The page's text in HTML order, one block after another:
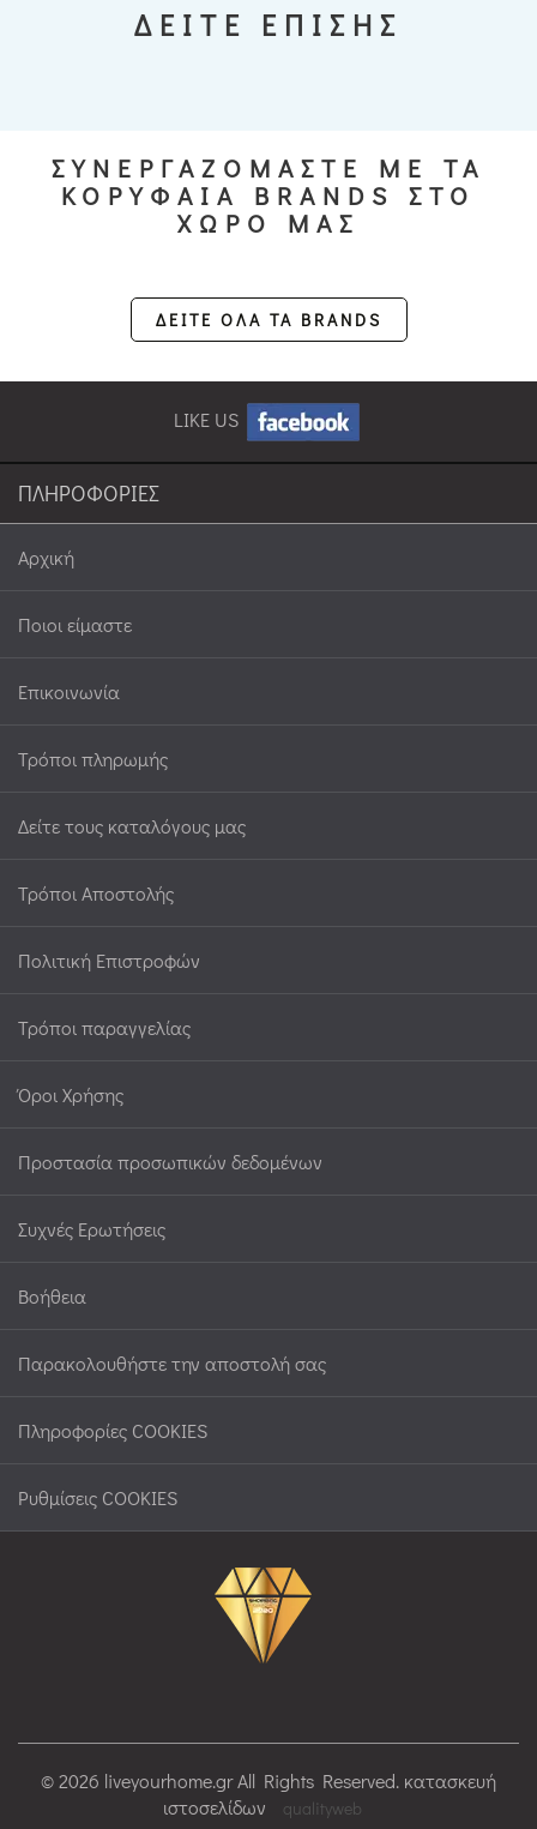
ΔΕΙΤΕ ΕΠΙΣΗΣ
ΣΥΝΕΡΓΑΖΟΜΑΣΤΕ ΜΕ ΤΑ
ΚΟΡΥΦΑΙΑ BRANDS ΣΤΟ
ΧΩΡΟ ΜΑΣ
ΔΕΙΤΕ ΟΛΑ ΤΑ BRANDS
LIKE US
ΠΛΗΡΟΦΟΡΙΕΣ
Αρχική
Ποιοι είμαστε
Επικοινωνία
Τρόποι πληρωμής
Δείτε τους καταλόγους μας
Τρόποι Αποστολής
Πολιτική Επιστροφών
Τρόποι παραγγελίας
Όροι Χρήσης
Προστασία προσωπικών δεδομένων
Συχνές Ερωτήσεις
Βοήθεια
Παρακολουθήστε την αποστολή σας
Πληροφορίες COOKIES
Ρυθμίσεις COOKIES
© 2026 liveyourhome.gr All Rights Reserved. κατασκευή
ιστοσελίδων
qualityweb